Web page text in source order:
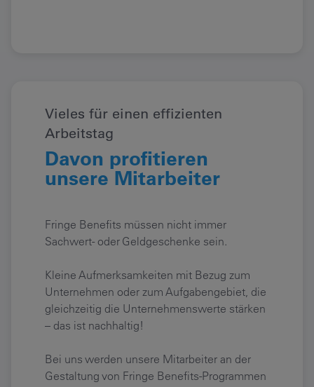
Vieles für einen effizienten
Arbeitstag
Davon profitieren
unsere Mitarbeiter
Fringe Benefits müssen nicht immer
Sachwert- oder Geldgeschenke sein.
Kleine Aufmerksamkeiten mit Bezug zum
Unternehmen oder zum Aufgabengebiet, die
gleichzeitig die Unternehmenswerte stärken
– das ist nachhaltig!
Bei uns werden unsere Mitarbeiter an der
Gestaltung von Fringe Benefits-Programmen